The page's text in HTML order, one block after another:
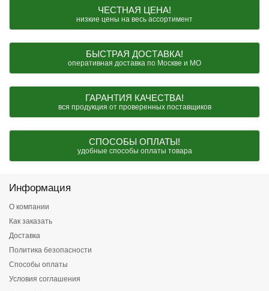
ЧЕСТНАЯ ЦЕНА!
низкие цены на весь ассортимент
БЫСТРАЯ ДОСТАВКА!
оперативная доставка по Москве и МО
ГАРАНТИЯ КАЧЕСТВА!
вся продукция от проверенных поставщиков
СПОСОБЫ ОПЛАТЫ!
удобные способы оплаты товара
Информация
О компании
Как заказать
Доставка
Политика безопасности
Способы оплаты
Условия соглашения